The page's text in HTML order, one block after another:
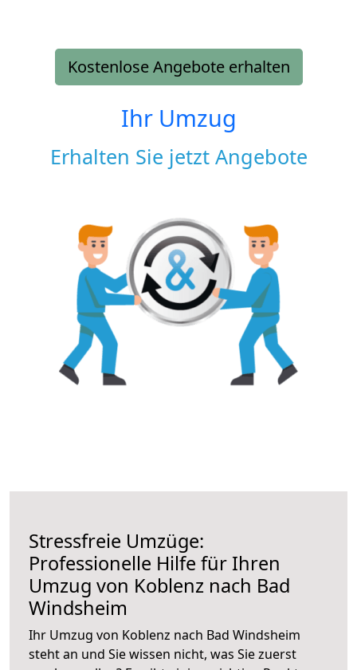
Kostenlose Angebote erhalten
Ihr Umzug
Erhalten Sie jetzt Angebote
Stressfreie Umzüge:
Professionelle Hilfe für Ihren
Umzug von Koblenz nach Bad
Windsheim
Ihr Umzug von Koblenz nach Bad Windsheim
steht an und Sie wissen nicht, was Sie zuerst